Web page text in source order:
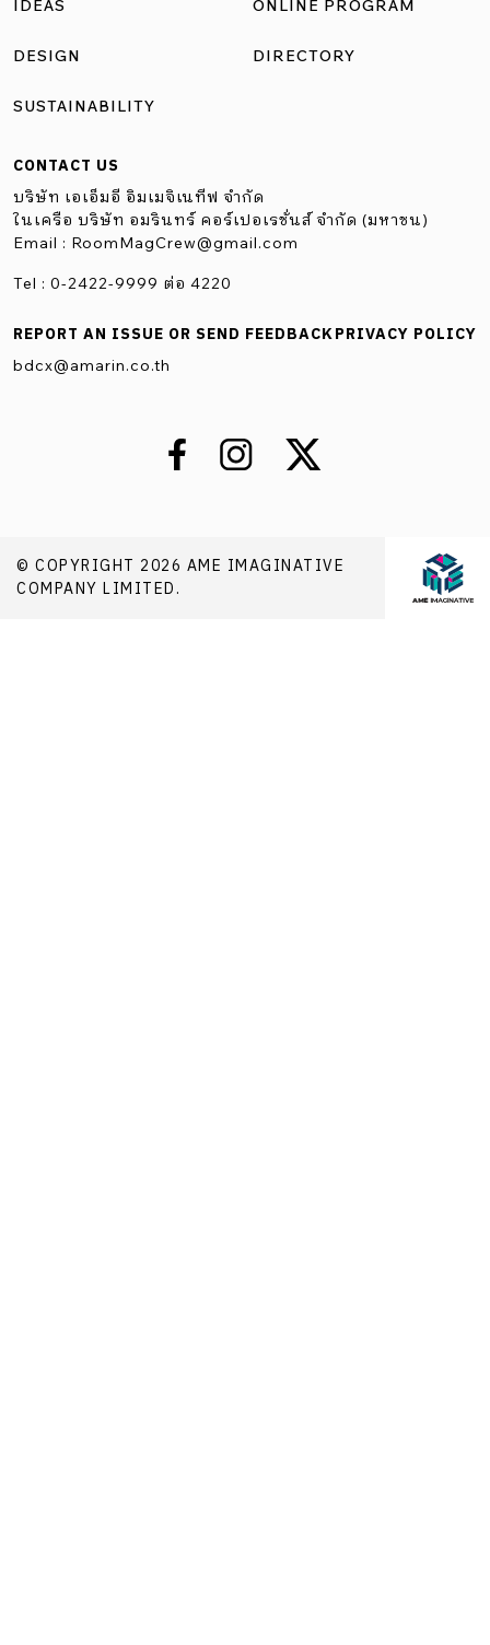
โซนนิ่ง ด้านหน้า หรือโซนเติมน้ำมัน ผู้ใช้บริการหลัก ๆ จะมาใช้
งานประมาณ 5-10 นาที ส่วนตรงกลางอย่าง ร้านสะดวกซื้อ
โครงการในปั๊มน้ำมันถูกสนับสนุนโดยคาเฟ่ เราจึงสร้างโซนนิ่ง
มากที่สุด ผ่านงานออกแบบของตัวคาเฟ่ที่สามารถเป็นตัวดึง
เวลาให้ลูกค้าอยากอยู่ในพื้นที่ได้นาน ๆ ได้ผ่อนคลายอิริยาบถ
และรู้สึกสดชื่นอย่างเต็มที่ ก่อนขับรถออกเดินทางต่อไป” และ
เนื่องจากพื้นที่ของปั๊มน้ำมันมีลักษณะหน้าแคบและยาวลึก […]
IDEAS
DESIGN
SUSTAINABILITY
ONLINE PROGRAM
DIRECTORY
CONTACT US
บริษัท เอเอ็มอี อิมเมจิเนทีฟ จำกัด
ในเครือ บริษัท อมรินทร์ คอร์เปอเรชั่นส์ จำกัด (มหาชน)
Email : RoomMagCrew@gmail.com
Tel : 0-2422-9999 ต่อ 4220
REPORT AN ISSUE OR SEND FEEDBACK
bdcx@amarin.co.th
PRIVACY POLICY
© COPYRIGHT 2026 AME IMAGINATIVE
COMPANY LIMITED.